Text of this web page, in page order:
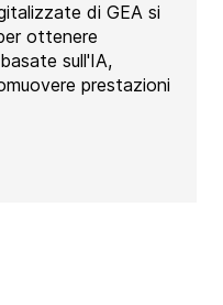
di GEA si
ottenere
sull'IA,
prestazioni